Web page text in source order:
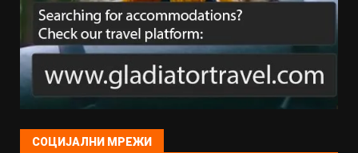
СОЦИЈАЛНИ МРЕЖИ